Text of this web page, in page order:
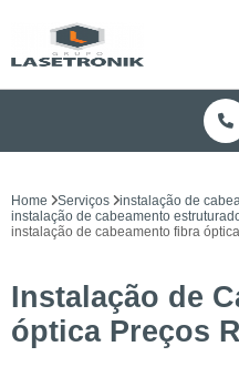
Home Serviços
instalação de
instalação de cabeamento
instalação de cabeamento fibra
Instalação de
óptica Preços